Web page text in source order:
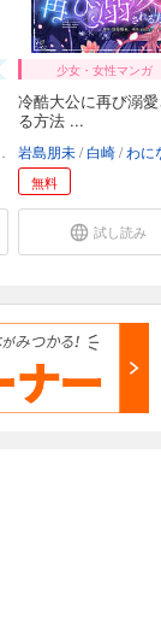
少女・女性マンガ
冷酷大公に再び溺
る方法 ...
岩島朋未 白崎 わに
無料
試し読み